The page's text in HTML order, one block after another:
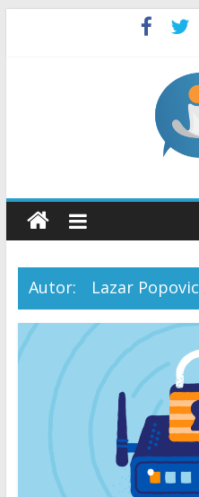
Autor: Lazar Popovic